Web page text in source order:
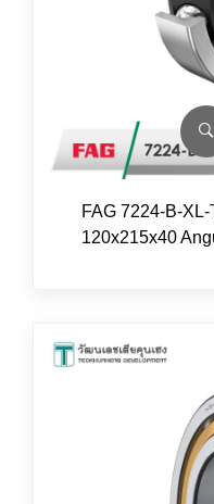
FAG 7224-B-
120x215x40